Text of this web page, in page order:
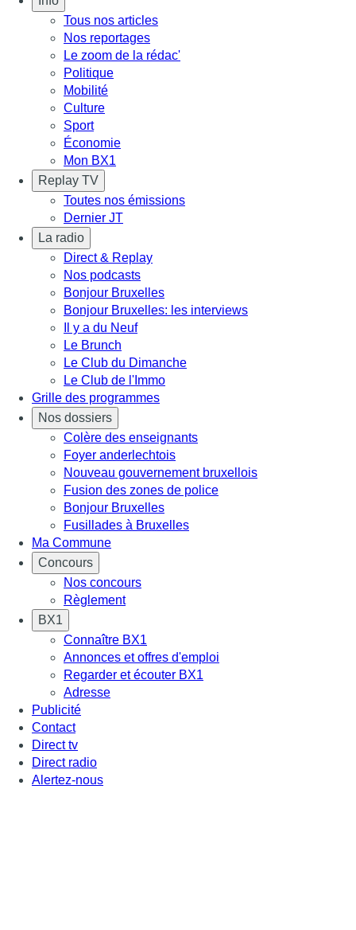
Tous nos articles
Nos reportages
Le zoom de la rédac'
Politique
Mobilité
Culture
Sport
Économie
Mon BX1
Replay TV
Toutes nos émissions
Dernier JT
La radio
Direct & Replay
Nos podcasts
Bonjour Bruxelles
Bonjour Bruxelles: les interviews
Il y a du Neuf
Le Brunch
Le Club du Dimanche
Le Club de l'Immo
Grille des programmes
Nos dossiers
Colère des enseignants
Foyer anderlechtois
Nouveau gouvernement bruxellois
Fusion des zones de police
Bonjour Bruxelles
Fusillades à Bruxelles
Ma Commune
Concours
Nos concours
Règlement
BX1
Connaître BX1
Annonces et offres d'emploi
Regarder et écouter BX1
Adresse
Publicité
Contact
Direct tv
Direct radio
Alertez-nous